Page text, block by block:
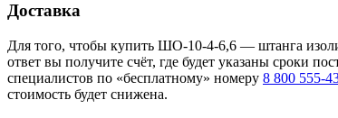
Доставка
Для того, чтобы купить ШО-10-4-6,6 — штанга
ответ вы получите счёт, где будет указаны сроки
специалистов по «бесплатному» номеру 8 800 555-
стоимость будет снижена.